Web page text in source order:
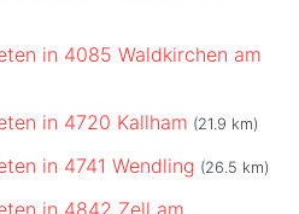
in 4085 Waldkirchen am
in 4720 Kallham (21.9 km)
in 4741 Wendling (26.5 km)
in 4842 Zell am